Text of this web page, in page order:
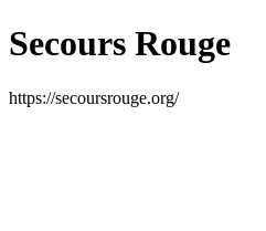
Secours Rouge
https://secoursrouge.org/